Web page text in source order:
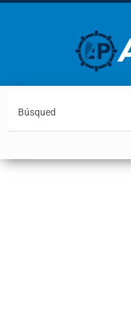
¡Sumate
Email
Estoy de